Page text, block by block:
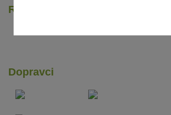
Rychlé online platby
Dopravci